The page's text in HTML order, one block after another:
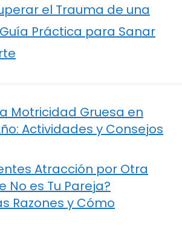
el Trauma de una
Práctica para Sanar
Motricidad Gruesa en
Actividades y Consejos
Atracción por Otra
No es Tu Pareja?
Razones y Cómo